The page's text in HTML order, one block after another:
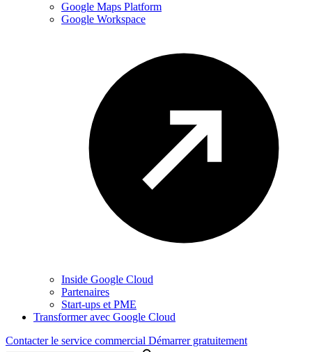
Google Maps Platform
Google Workspace
Inside Google Cloud
Partenaires
Start-ups et PME
Transformer avec Google Cloud
Contacter le service commercial Démarrer gratuitement